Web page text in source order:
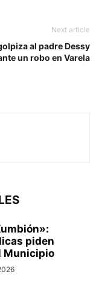
Next article
al padre Dessy
un robo en Varela
piden
Municipio